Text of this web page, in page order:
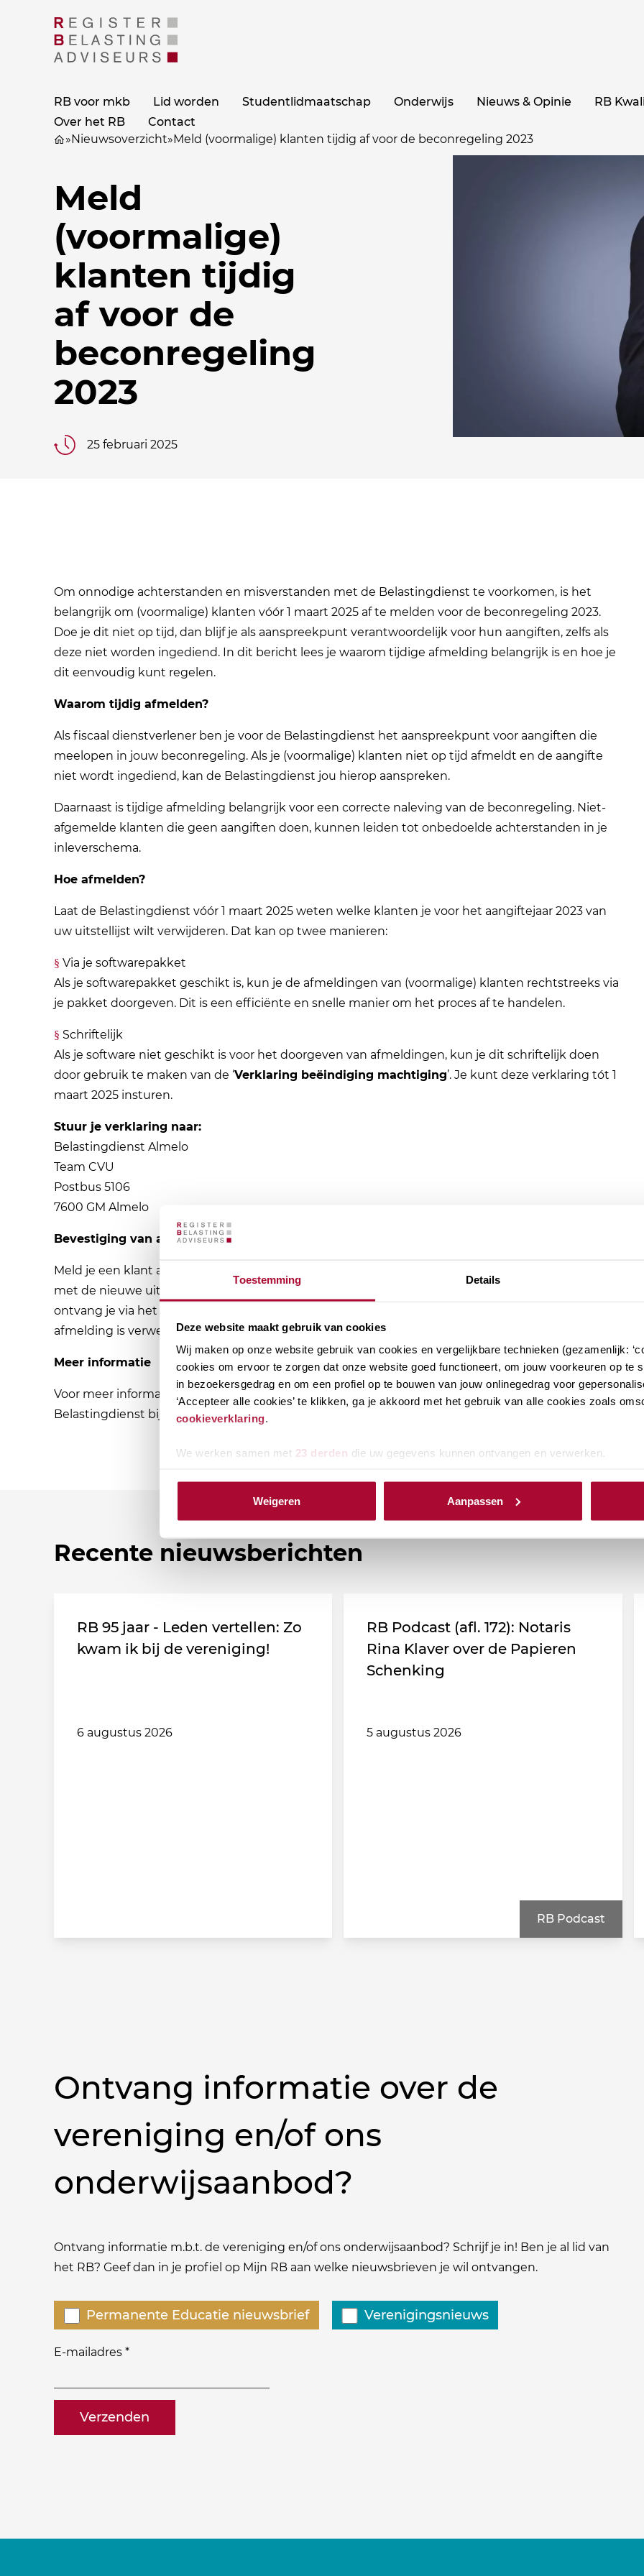
Toestemming Details
Deze website maakt gebruik van cookies
Wij maken op onze website gebruik van cookies en vergelijkbare technieken (gezamenlijk:
cookies om ervoor te zorgen dat onze website goed functioneert, om jouw voorkeuren op te
in bezoekersgedrag en om een profiel op te bouwen van jouw onlinegedrag voor
‘Accepteer alle cookies’ te klikken, ga je akkoord met het gebruik van alle cookies zoals
cookieverklaring.
We werken samen met 23 derden die uw gegevens kunnen ontvangen en verwerken.
Weigeren Aanpassen
RB voor mkb Lid worden Studentlidmaatschap Onderwijs Nieuws & Opinie
RB
Over het RB
Contact
»Nieuwsoverzicht»Meld (voormalige) klanten tijdig af voor de beconregeling 2023
Meld
(voormalige)
klanten tijdig
af voor de
beconregeling
2023
25 februari 2025
Om onnodige achterstanden en misverstanden met de Belastingdienst te voorkomen, is het
belangrijk om (voormalige) klanten vóór 1 maart 2025 af te melden voor de beconregeling 2023.
Doe je dit niet op tijd, dan blijf je als aanspreekpunt verantwoordelijk voor hun aangiften, zelfs als
deze niet worden ingediend. In dit bericht lees je waarom tijdige afmelding belangrijk is en hoe je
dit eenvoudig kunt regelen.
Waarom tijdig afmelden?
Als fiscaal dienstverlener ben je voor de Belastingdienst het aanspreekpunt voor aangiften die
meelopen in jouw beconregeling. Als je (voormalige) klanten niet op tijd afmeldt en de aangifte
niet wordt ingediend, kan de Belastingdienst jou hierop aanspreken.
Daarnaast is tijdige afmelding belangrijk voor een correcte naleving van de beconregeling. Niet-
afgemelde klanten die geen aangiften doen, kunnen leiden tot onbedoelde achterstanden in je
inleverschema.
Hoe afmelden?
Laat de Belastingdienst vóór 1 maart 2025 weten welke klanten je voor het aangiftejaar 2023 van
uw uitstellijst wilt verwijderen. Dat kan op twee manieren:
§ Via je softwarepakket
Als je softwarepakket geschikt is, kun je de afmeldingen van (voormalige) klanten rechtstreeks via
je pakket doorgeven. Dit is een efficiënte en snelle manier om het proces af te handelen.
§ Schriftelijk
Als je software niet geschikt is voor het doorgeven van afmeldingen, kun je dit schriftelijk doen
door gebruik te maken van de ‘Verklaring beëindiging machtiging’. Je kunt deze verklaring tót 1
maart 2025 insturen.
Stuur je verklaring naar:
Belastingdienst Almelo
Team CVU
Postbus 5106
7600 GM Almelo
Bevestiging van afmelding
Meld je een klant af en wijzigt hierdoor de termijn, dan stuurt de Belastingdienst de klant een brief
met de nieuwe uiterste inleverdatum. In je softwarepakket zie je de afmelding terug. Daarnaast
ontvang je via het Service Bericht Uitstel een bevestiging van de Belastingdienst dat de
afmelding is verwerkt.
Meer informatie
Voor meer informatie over het afmelden van klanten kun je terecht op de website van de
Belastingdienst bij
Uitstel aanvragen voor belastingconsulenten (beconregeling)
Recente nieuwsberichten
RB 95 jaar - Leden vertellen: Zo
kwam ik bij de vereniging!
6 augustus 2026
RB Podcast (afl. 172): Notaris
Rina Klaver over de Papieren
Schenking
5 augustus 2026
RB Podcast
Ontvang informatie over de
vereniging en/of ons
onderwijsaanbod?
Ontvang informatie m.b.t. de vereniging en/of ons onderwijsaanbod? Schrijf je in! Ben je al lid van
het RB? Geef dan in je profiel op Mijn RB aan welke nieuwsbrieven je wil ontvangen.
E-mailadres *
naam@bedrijf.nl
Welke
nieuwsbrieven
zou
willen
ontvangen?
Permanente Educatie nieuwsbrief Verenigingsnieuws